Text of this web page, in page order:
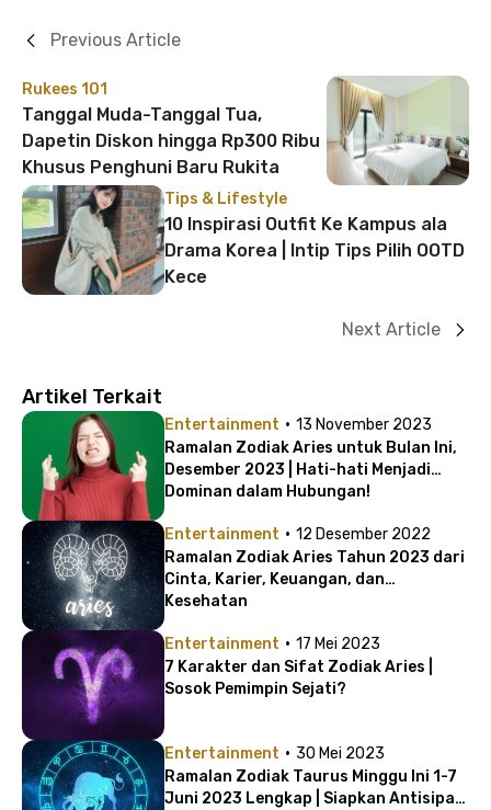
Rukees 101
Tanggal Muda-Tanggal Tua,
Dapetin Diskon hingga Rp300 Ribu
Khusus Penghuni Baru Rukita
Previous Article
Tips & Lifestyle
10 Inspirasi Outfit Ke Kampus ala
Drama Korea | Intip Tips Pilih OOTD
Kece
Next Article
Artikel Terkait
Entertainment · 13 November 2023
Ramalan Zodiak Aries untuk Bulan Ini,
Desember 2023 | Hati-hati Menjadi
Dominan dalam Hubungan!
Entertainment · 12 Desember 2022
Ramalan Zodiak Aries Tahun 2023 dari
Cinta, Karier, Keuangan, dan
Kesehatan
Entertainment · 17 Mei 2023
7 Karakter dan Sifat Zodiak Aries |
Sosok Pemimpin Sejati?
Entertainment · 30 Mei 2023
Ramalan Zodiak Taurus Minggu Ini 1-7
Juni 2023 Lengkap | Siapkan Antisipasi